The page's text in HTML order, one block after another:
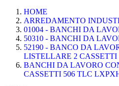
HOME
ARREDAMENTO
01004 - BANCHI DA
50310 - BANCHI DA
52190 - BANCO DA
LISTELLARE 2 CASSETTI
BANCHI DA LAVORO
CASSETTI 506 TLC